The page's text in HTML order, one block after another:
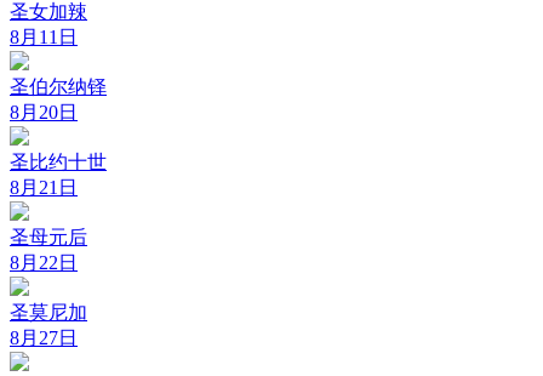
圣女加辣
8月11日
圣伯尔纳铎
8月20日
圣比约十世
8月21日
圣母元后
8月22日
圣莫尼加
8月27日